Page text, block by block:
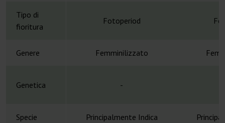
Tipo di
fioritura
Fotoperiod
Genere Femminilizzato
Genetica -
Specie Principalmente Indica